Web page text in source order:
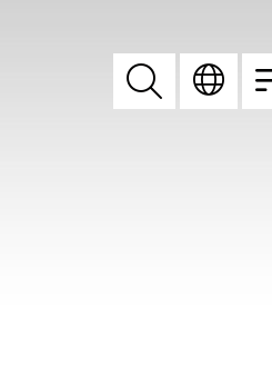
Rechercher
Rechercher